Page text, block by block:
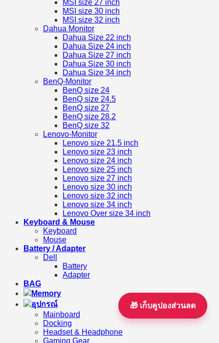
MSI size 27 inch
MSI size 30 inch
MSI size 32 inch
Dahua Monitor
Dahua Size 22 inch
Dahua Size 24 inch
Dahua Size 27 inch
Dahua Size 30 inch
Dahua Size 34 inch
BenQ-Monitor
BenQ size 24
BenQ size 24.5
BenQ size 27
BenQ size 28.2
BenQ size 32
Lenovo-Monitor
Lenovo size 21.5 inch
Lenovo size 23 inch
Lenovo size 24 inch
Lenovo size 25 inch
Lenovo size 27 inch
Lenovo size 30 inch
Lenovo size 32 inch
Lenovo size 34 inch
Lenovo Over size 34 inch
Keyboard & Mouse
Keyboard
Mouse
Battery / Adapter
Dell
Battery
Adapter
BAG
Memory
อุปกรณ์
Mainboard
Docking
Headset & Headphone
Gaming Gear
🎁 เก็บคูปองส่วนลด